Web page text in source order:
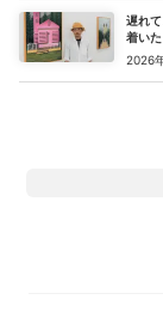
遅れ
着い
2026